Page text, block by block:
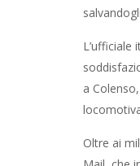
a
Oltre ai